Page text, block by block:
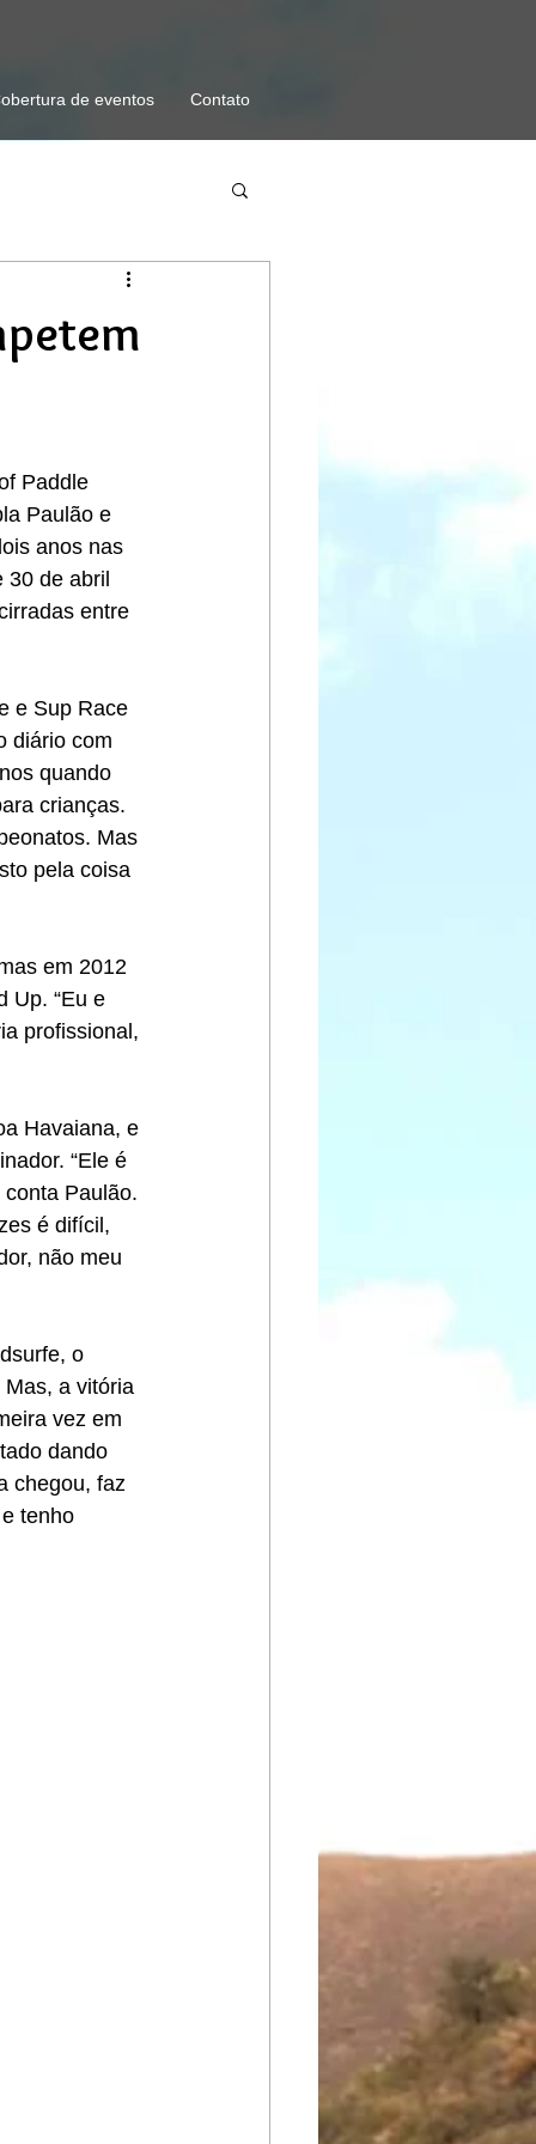
de eventos Contato
Paddle
Paulão e
anos nas
de abril
entre
e Sup Race
diário com
quando
crianças.
Mas
pela coisa
em 2012
Up. “Eu e
profissional,
Havaiana, e
“Ele é
Paulão.
é difícil,
não meu
o
a vitória
vez em
dando
chegou, faz
tenho